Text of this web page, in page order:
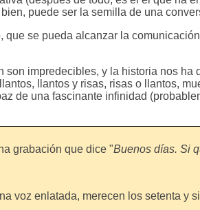
puede ser la semilla de una
que se pueda alcanzar la
son impredecibles, y la historia nos
llantos y risas, risas o llantos,
de una fascinante infinidad
grabación que dice "Buenos días. Si
voz enlatada, merecen los setenta y